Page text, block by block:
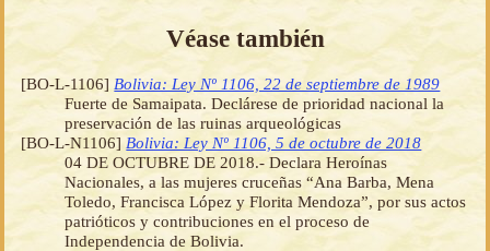
Véase también
[BO-L-1106] Bolivia: Ley Nº 1106, 22 de septiembre de 1989
Fuerte de Samaipata. Declárese de prioridad nacional la
preservación de las ruinas arqueológicas
[BO-L-N1106] Bolivia: Ley Nº 1106, 5 de octubre de 2018
04 DE OCTUBRE DE 2018.- Declara Heroínas
Nacionales, a las mujeres cruceñas “Ana Barba, Mena
Toledo, Francisca López y Florita Mendoza”, por sus actos
patrióticos y contribuciones en el proceso de
Independencia de Bolivia.